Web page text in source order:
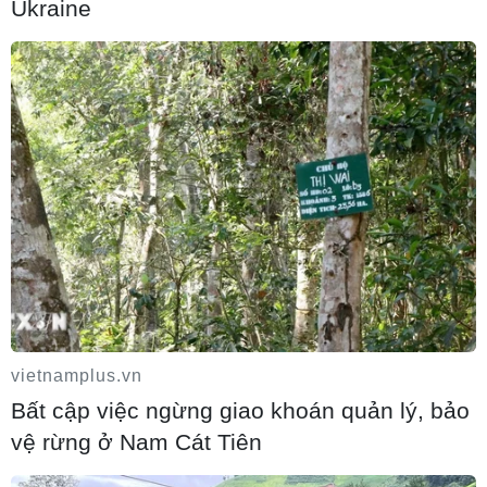
Khuyến khích các cơ sở giáo dục đại học
cạnh tranh bằng chất lượng
06/08/2026 20:41
Cần Thơ xem xét đề xuất xây dựng Tổ
hợp Giáo dục-Đào tạo 636 tỷ đồng
06/08/2026 20:24
Mưa lớn gây ngập lụt, chia cắt nhiều khu
vực ở Nghệ An
Ukraine
vietnamplus.vn
Bất cập việc ngừng giao khoán quản lý, bảo
vệ rừng ở Nam Cát Tiên